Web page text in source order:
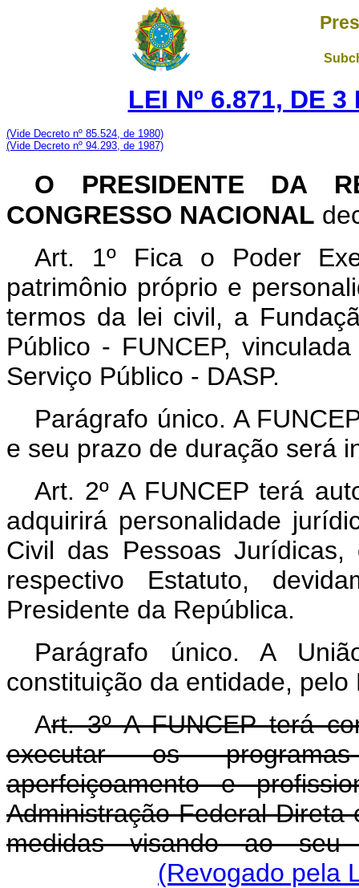
LEI Nº 6.871, DE
(Vide Decreto nº 85.524, de 1980)
(Vide Decreto nº 94.293, de 1987)
O PRESIDENTE DA
CONGRESSO NACIONAL
Art. 1º Fica o Poder
patrimônio próprio e
termos da lei civil, a
Público - FUNCEP,
Serviço Público - DASP.
Parágrafo único. A
e seu prazo de duração será
Art. 2º A FUNCEP terá
adquirirá personalidade
Civil das Pessoas
respectivo Estatuto,
Presidente da República.
Parágrafo único. A
constituição da entidade, pelo
Art. 3º A FUNCEP terá
executar os
aperfeiçoamento e
Administração Federal Direta
medidas visando ao
(Revogado pela